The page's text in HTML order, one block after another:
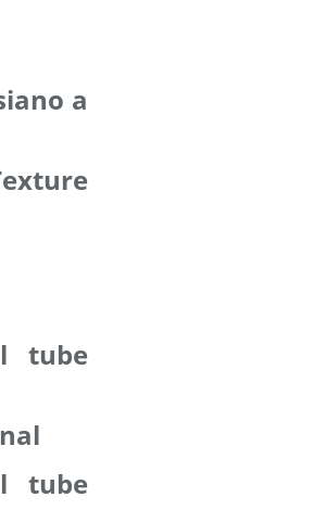
a
tube
tube